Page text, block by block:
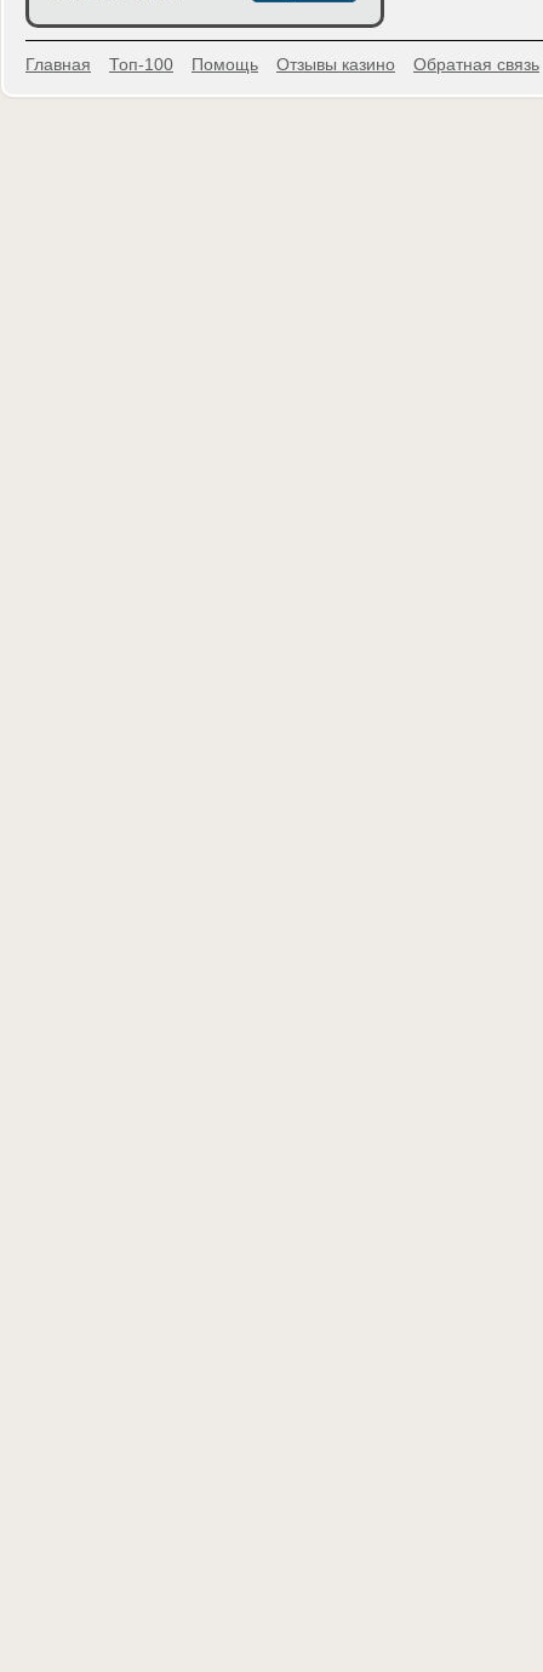
Главная Топ-100 Помощь Отзывы казино Обратная связь